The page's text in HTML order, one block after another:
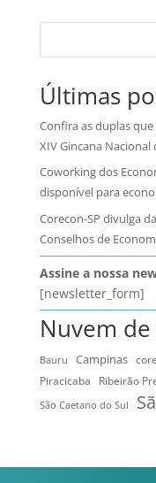
Últimas
Confira as duplas
XIV Gincana Nacional
Coworking dos
disponível para
Corecon-SP divulga
Conselhos de
Assine a nossa
[newsletter_form]
Nuvem de
Bauru Campinas
Piracicaba Ribeirão
São Caetano do Sul